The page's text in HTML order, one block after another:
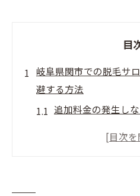
目
岐阜県関市での脱毛サ
避する方法
追加料金の発生し
無料カウンセリン